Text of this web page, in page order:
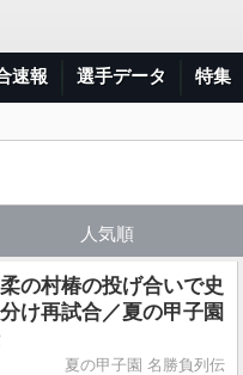
速報 選手データ 特集
人気順
の村椿の投げ合いで史
け再試合／夏の甲子園
夏の甲子園 名勝負列伝